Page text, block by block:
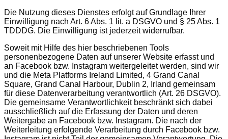
Die Nutzung dieses Dienstes erfolgt auf Grundlage Ihrer
Einwilligung nach Art. 6 Abs. 1 lit. a DSGVO und § 25 Abs. 1
TDDDG. Die Einwilligung ist jederzeit widerrufbar.
Soweit mit Hilfe des hier beschriebenen Tools
personenbezogene Daten auf unserer Website erfasst und
an Facebook bzw. Instagram weitergeleitet werden, sind wir
und die Meta Platforms Ireland Limited, 4 Grand Canal
Square, Grand Canal Harbour, Dublin 2, Irland gemeinsam
für diese Datenverarbeitung verantwortlich (Art. 26 DSGVO).
Die gemeinsame Verantwortlichkeit beschränkt sich dabei
ausschließlich auf die Erfassung der Daten und deren
Weitergabe an Facebook bzw. Instagram. Die nach der
Weiterleitung erfolgende Verarbeitung durch Facebook bzw.